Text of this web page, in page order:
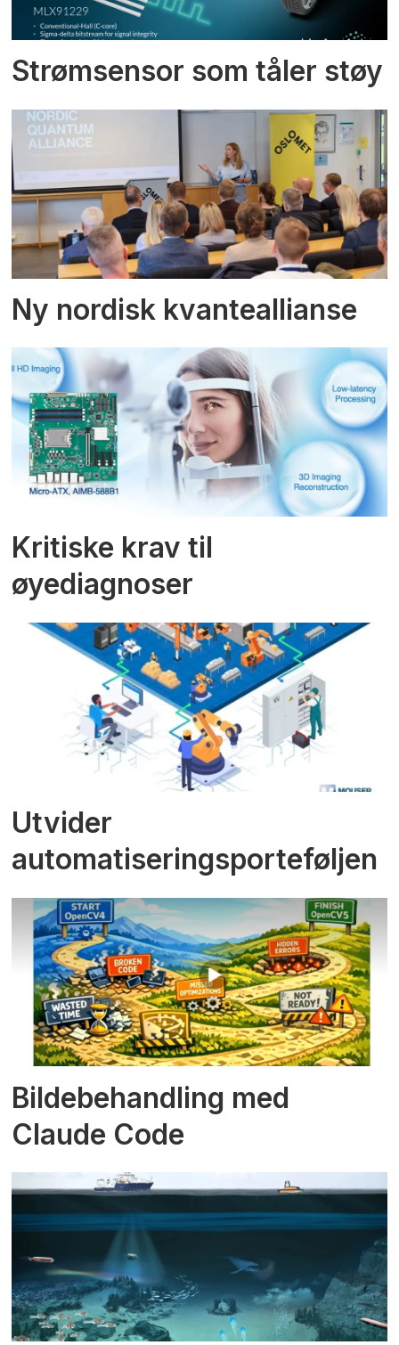
Strømsensor som tåler støy
Ny nordisk kvanteallianse
Kritiske krav til
øyediagnoser
Utvider
automatiseringsporteføljen
Bildebehandling med
Claude Code